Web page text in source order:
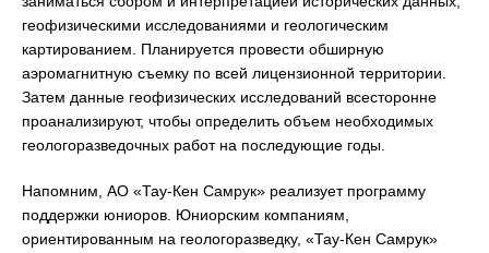
геофизическими исследованиями и геологическим
картированием. Планируется провести обширную
аэромагнитную съемку по всей лицензионной территории.
Затем данные геофизических исследований всесторонне
проанализируют, чтобы определить объем необходимых
геологоразведочных работ на последующие годы.
Напомним, АО «Тау-Кен Самрук» реализует программу
поддержки юниоров. Юниорским компаниям,
ориентированным на геологоразведку, «Тау-Кен Самрук»